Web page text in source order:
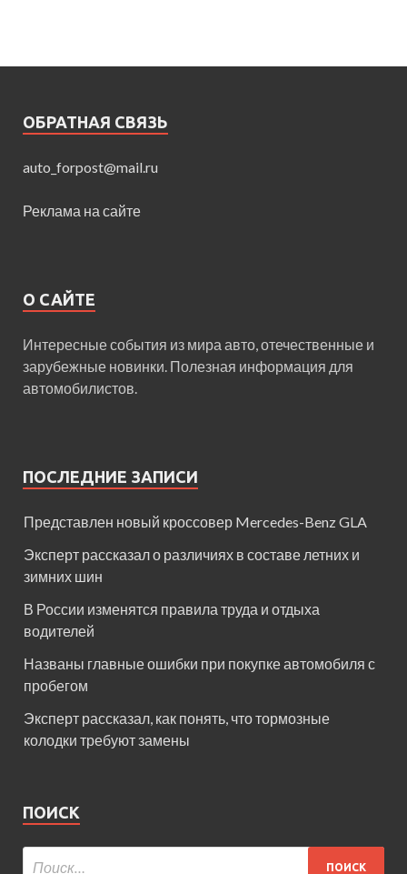
ОБРАТНАЯ СВЯЗЬ
auto_forpost@mail.ru
Реклама на сайте
О САЙТЕ
Интересные события из мира авто, отечественные и
зарубежные новинки. Полезная информация для
автомобилистов.
ПОСЛЕДНИЕ ЗАПИСИ
Представлен новый кроссовер Mercedes-Benz GLA
Эксперт рассказал о различиях в составе летних и
зимних шин
В России изменятся правила труда и отдыха
водителей
Названы главные ошибки при покупке автомобиля с
пробегом
Эксперт рассказал, как понять, что тормозные
колодки требуют замены
ПОИСК